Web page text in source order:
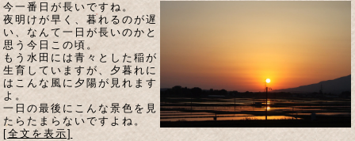
今一番日が長いですね。
夜明けが早く、暮れるのが遅
い、なんて一日が長いのかと
思う今日この頃。
もう水田には青々とした稲が
生育していますが、夕暮れに
はこんな風に夕陽が見れます
よ。
一日の最後にこんな景色を見
たらたまらないですよね。
[全文を表示]